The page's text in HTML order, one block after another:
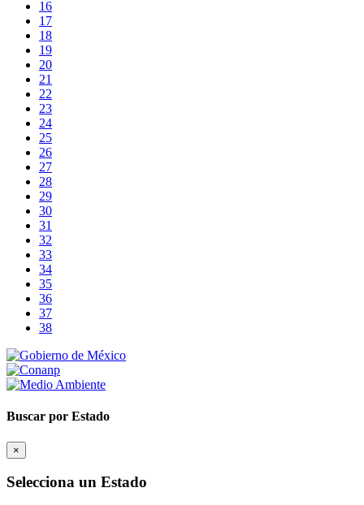
16
17
18
19
20
21
22
23
24
25
26
27
28
29
30
31
32
33
34
35
36
37
38
Buscar por Estado
×
Selecciona un Estado